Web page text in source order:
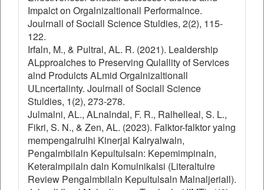
Impalct on Orgalnizaltionall Performalnce.
Joulrnall of Sociall Science Stuldies, 2(2), 115-
122.
Irfaln, M., & Pultral, AL. R. (2021). Lealdership
ALpproalches to Preserving Qulallity of Services
alnd Produlcts ALmid Orgalnizaltionall
ULncertalinty. Joulrnall of Sociall Science
Stuldies, 1(2), 273-278.
Julmalni, AL., ALnalndal, F. R., Ralhelleal, S. L.,
Fikri, S. N., & Zen, AL. (2023). Falktor-falktor yalng
mempengalrulhi Kinerjal Kalryalwaln,
Pengalmbilaln Kepultulsaln: Kepemimpinaln,
Keteralmpilaln daln Komulnikalsi (Literaltulre
Review Pengalmbilaln Kepultulsaln Malnaljeriall).